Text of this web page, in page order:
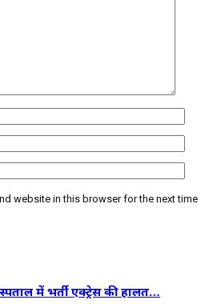
website in this browser for the next time
में भर्ती एक्ट्रेस की हालत…